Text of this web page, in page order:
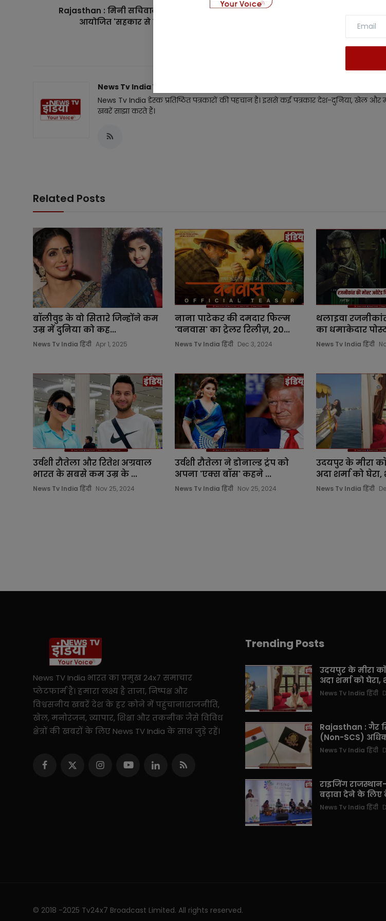
Rajasthan : मिनी सचिवालय सभागार, अलवर में
आयोजित 'सहकार से समृद्धि' जिला स्तरीय ...
दिल्ली चुनाव 2025: आम आदमी पार्टी ने
News Tv India हिंदी
News Tv India डेस्क प्रतिष्ठित पत्रकारों की पहचान है। इससे कई पत्रकार देश-दुनिया, खेल
खबरें साझा करते हैं।
Related Posts
बॉलीवुड के वो सितारे जिन्होंने कम
उम्र में दुनिया को कह...
News Tv India हिंदी Apr 1, 2025
नाना पाटेकर की दमदार फिल्म
'वनवास' का ट्रेलर रिलीज़, 20...
News Tv India हिंदी Dec 3, 2024
थलाइवा
का धमाकेदार
News Tv India हिंदी
उर्वशी रौतेला और रितेश अग्रवाल
भारत के सबसे कम उम्र के ...
News Tv India हिंदी Nov 25, 2024
उर्वशी रौतेला ने डोनाल्ड ट्रंप को
अपना 'एक्स बॉस' कहने ...
News Tv India हिंदी Nov 25, 2024
उदयपुर के मीरा
अदा शर्मा को घेरा,
News Tv India हिंदी
News TV India भारत का प्रमुख 24x7 समाचार
प्लेटफार्म है। हमारा लक्ष्य है ताज़ा, निष्पक्ष और
विश्वसनीय खबरें देश के हर कोने में पहुंचाना।राजनीति,
खेल, मनोरंजन, व्यापार, शिक्षा और तकनीक जैसे विविध
क्षेत्रों की खबरों के लिए News TV India के साथ जुड़े रहें।
Trending Posts
उदयपुर के मीरा
अदा शर्मा को घेरा,
News Tv India हिंदी
Rajasthan : गैर
(Non-SCS)
News Tv India हिंदी
राइजिंग
बढ़ावा देने के लिए
News Tv India हिंदी
© 2018 -2025 Tv24x7 Broadcast Limited. All rights reserved.